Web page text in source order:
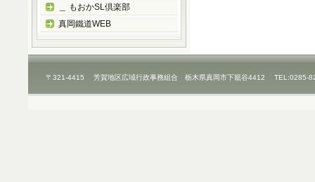
＿ もおかSL倶楽部
真岡鐵道WEB
〒321-4415 芳賀地区広域行政事務組合 栃木県真岡市下籠谷4412